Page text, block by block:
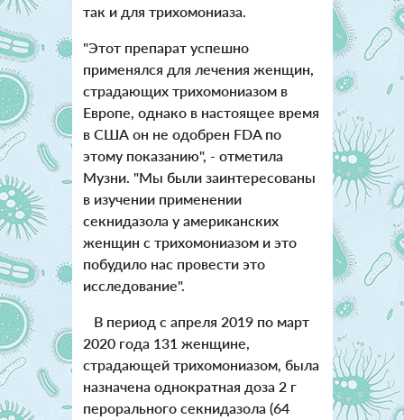
так и для трихомониаза.
"Этот препарат успешно
применялся для лечения женщин,
страдающих трихомониазом в
Европе, однако в настоящее время
в США он не одобрен FDA по
этому показанию", - отметила
Музни. "Мы были заинтересованы
в изучении применении
секнидазола у американских
женщин с трихомониазом и это
побудило нас провести это
исследование".
В период с апреля 2019 по март
2020 года 131 женщине,
страдающей трихомониазом, была
назначена однократная доза 2 г
перорального секнидазола (64